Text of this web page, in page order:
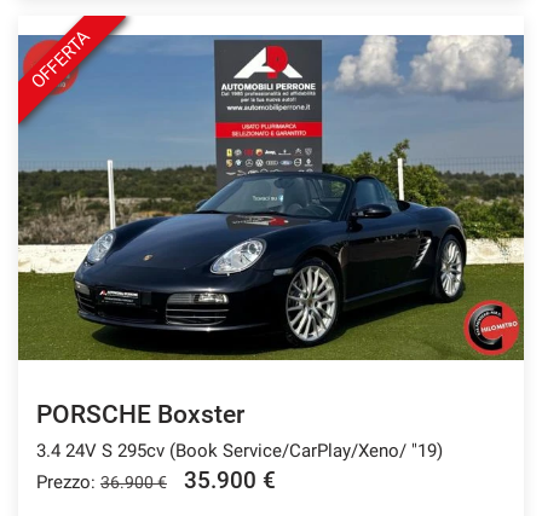
OFFERTA
PORSCHE Boxster
3.4 24V S 295cv (Book Service/CarPlay/Xeno/ "19)
Prezzo: 36.900 € 35.900 €